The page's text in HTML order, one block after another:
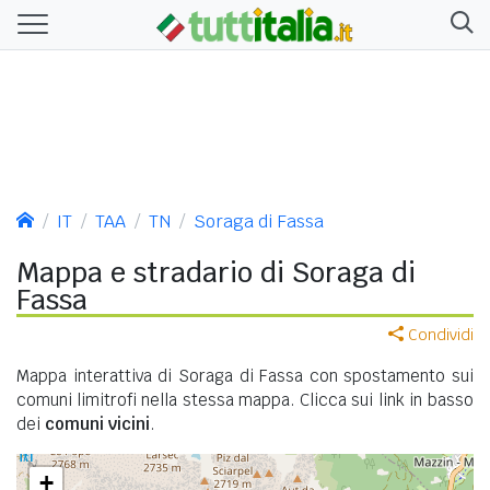
IT TAA TN Soraga di Fassa
Mappa e stradario di Soraga di
Fassa
Condividi
Mappa interattiva di Soraga di Fassa con spostamento sui
comuni limitrofi nella stessa mappa. Clicca sui link in basso
dei comuni vicini.
+